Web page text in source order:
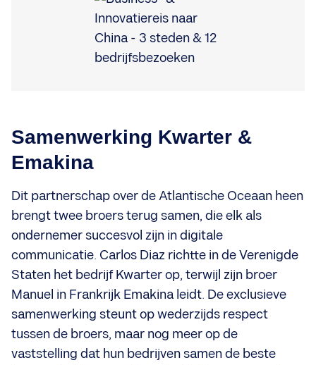
Samenwerking Kwarter &
Emakina
Dit partnerschap over de Atlantische Oceaan heen
brengt twee broers terug samen, die elk als
ondernemer succesvol zijn in digitale
communicatie. Carlos Diaz richtte in de Verenigde
Staten het bedrijf Kwarter op, terwijl zijn broer
Manuel in Frankrijk Emakina leidt. De exclusieve
samenwerking steunt op wederzijds respect
tussen de broers, maar nog meer op de
vaststelling dat hun bedrijven samen de beste